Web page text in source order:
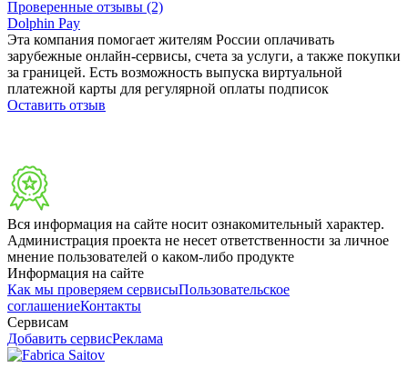
Проверенные отзывы (2)
Dolphin Pay
Эта компания помогает жителям России оплачивать
зарубежные онлайн-сервисы, счета за услуги, а также покупки
за границей. Есть возможность выпуска виртуальной
платежной карты для регулярной оплаты подписок
Оставить отзыв
Вся информация на сайте носит ознакомительный характер.
Администрация проекта не несет ответственности за личное
мнение пользователей о каком-либо продукте
Информация на сайте
Как мы проверяем сервисыПользовательское
соглашениеКонтакты
Сервисам
Добавить сервисРеклама